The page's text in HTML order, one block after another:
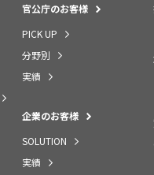
官公庁のお客様
PICK UP
分野別
実績
企業のお客様
SOLUTION
実績